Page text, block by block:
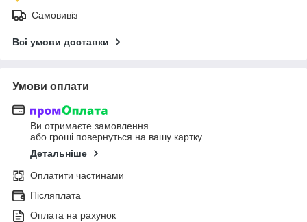
Самовивіз
Всі умови доставки
Умови оплати
Ви отримаєте замовлення
або гроші повернуться на вашу картку
Детальніше
Оплатити частинами
Післяплата
Оплата на рахунок